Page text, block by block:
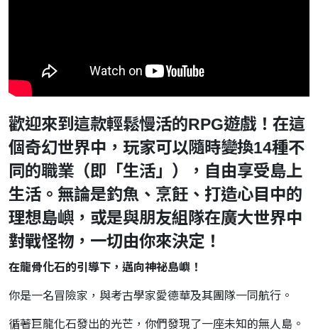
歡迎來到這款輕鬆慢活的RPG遊戲！在這
個奇幻世界中，玩家可以隨時變換14種不
同的職業（即「生活」），自由享受島上
生活。無論是釣魚、烹飪、打造心目中的
理想島嶼，或是與朋友組隊在廣大世界中
對戰怪物，一切由你來決定！
在龍骨化石的引導下，邁向神祕島嶼！
你是一名冒險家，與考古學家愛德華及其團隊一同航行。
循著巨龍化石發出的光芒，你們發現了一座未知的無人島。